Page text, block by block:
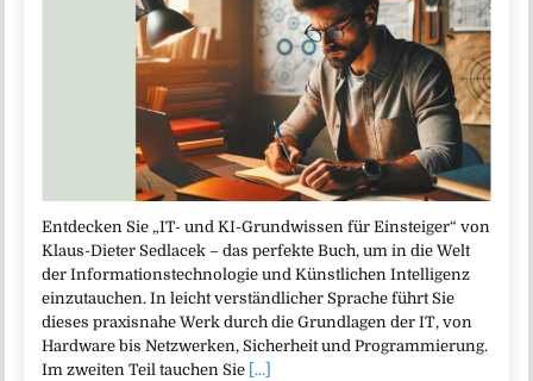
Entdecken Sie „IT- und KI-Grundwissen für Einsteiger“ von
Klaus-Dieter Sedlacek – das perfekte Buch, um in die Welt
der Informationstechnologie und Künstlichen Intelligenz
einzutauchen. In leicht verständlicher Sprache führt Sie
dieses praxisnahe Werk durch die Grundlagen der IT, von
Hardware bis Netzwerken, Sicherheit und Programmierung.
Im zweiten Teil tauchen Sie [...]